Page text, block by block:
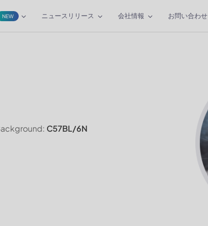
NEW ニュースリリース 会社情報 お問い合わせ
C57BL/6N